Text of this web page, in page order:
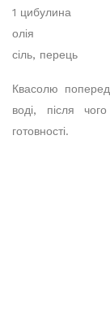
1 цибулина
олія
сіль, перець
Квасолю
воді, після
готовності.